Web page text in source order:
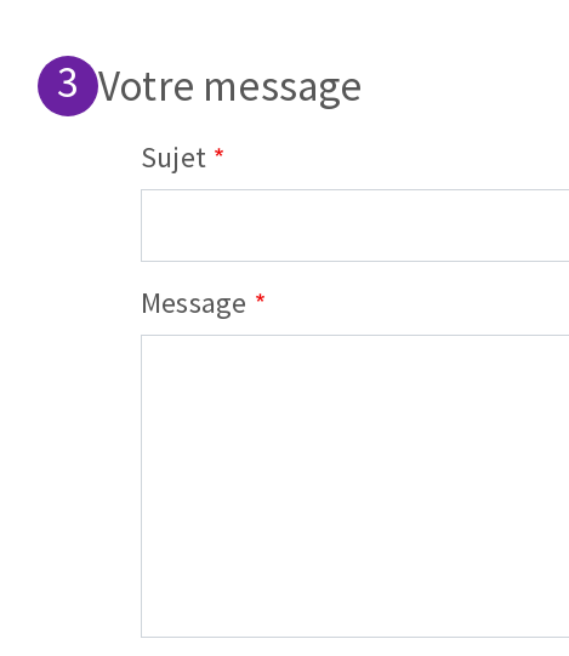
Votre message
Sujet
Message